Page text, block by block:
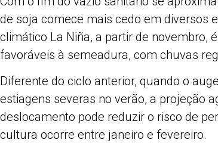
de soja comece mais cedo em diversos
climático La Niña, a partir de novembro,
favoráveis à semeadura, com chuvas
Diferente do ciclo anterior, quando o
estiagens severas no verão, a projeção
deslocamento pode reduzir o risco de
cultura ocorre entre janeiro e fevereiro.